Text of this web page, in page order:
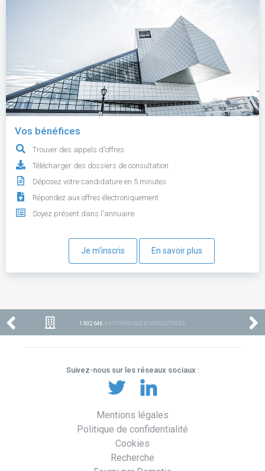
Vos bénéfices
Trouver des appels d'offres
Télécharger des dossiers de consultation
Déposez votre candidature en 5 minutes
Répondez aux offres électroniquement
Soyez présent dans l'annuaire
Je m'inscris En savoir plus
1 002 646 ENTREPRISES ENREGISTRÉES
Suivez-nous sur les réseaux sociaux :
Mentions légales
Politique de confidentialité
Cookies
Recherche